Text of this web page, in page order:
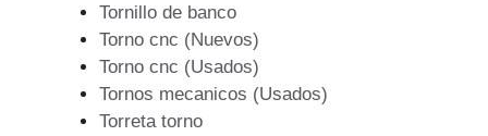
Tornillo de banco
Torno cnc (Nuevos)
Torno cnc (Usados)
Tornos mecanicos (Usados)
Torreta torno